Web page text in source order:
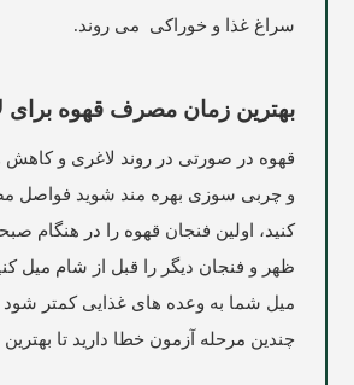
سراغ غذا و خوراکی می روند.
بهترین زمان مصرف قهوه برای
قهوه در صورتی در روند لاغری و
و چربی سوزی بهره مند شوید فواصل
کنید، اولین فنجان قهوه را در هنگام
ظهر و فنجان دیگر را قبل از شام میل
میل شما به وعده های غذایی کمتر شود
چندین مرحله آزمون خطا دارید تا بهترین